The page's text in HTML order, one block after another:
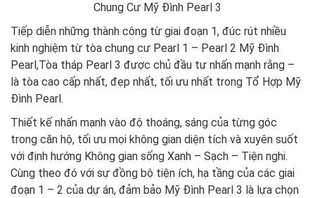
Chung Cư Mỹ Đình Pearl 3
Tiếp diễn những thành công từ giai đoạn 1, đúc rút nhiều
kinh nghiệm từ tòa chung cư Pearl 1 – Pearl 2 Mỹ Đình
Pearl,Tòa tháp Pearl 3 được chủ đầu tư nhấn mạnh rằng –
là tòa cao cấp nhất, đẹp nhất, tối ưu nhất trong Tổ Hợp Mỹ
Đình Pearl.
Thiết kế nhấn mạnh vào độ thoáng, sáng của từng góc
trong căn hộ, tối ưu mọi không gian diện tích và xuyên suốt
với định hướng Không gian sống Xanh – Sạch – Tiện nghi.
Cùng theo đó với sự đồng bộ tiện ích, hạ tầng của các giai
đoạn 1 – 2 của dự án, đảm bảo Mỹ Đình Pearl 3 là lựa chọn